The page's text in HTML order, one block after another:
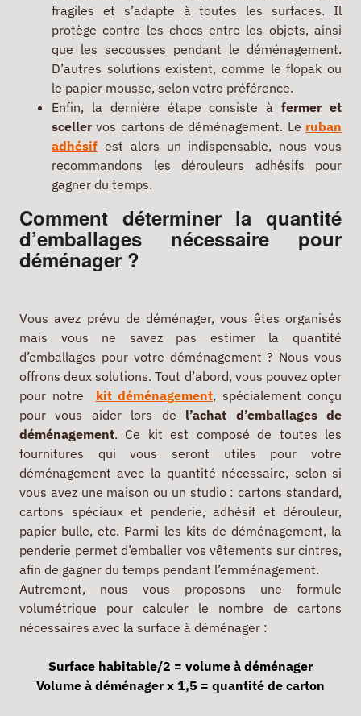
fragiles et s’adapte à toutes les surfaces. Il
protège contre les chocs entre les objets, ainsi
que les secousses pendant le déménagement.
D’autres solutions existent, comme le flopak ou
le papier mousse, selon votre préférence.
Enfin, la dernière étape consiste àfermer et
sceller vos cartons de déménagement. Le ruban
adhésif est alors un indispensable, nous vous
recommandons les dérouleurs adhésifs pour
gagner du temps.
Comment déterminer la quantité
d’emballages nécessaire pour
déménager ?
Vous avez prévu de déménager, vous êtes organisés
mais vous ne savez pas estimer la quantité
d’emballages pour votre déménagement ? Nous vous
offrons deux solutions. Tout d’abord, vous pouvez opter
pour notre
kit déménagement, spécialement conçu
pour vous aider lors de l’achat d’emballages de
déménagement. Ce kit est composé de toutes les
fournitures qui vous seront utiles pour votre
déménagement avec la quantité nécessaire, selon si
vous avez une maison ou un studio : cartons standard,
cartons spéciaux et penderie, adhésif et dérouleur,
papier bulle, etc. Parmi les kits de déménagement, la
penderie permet d’emballer vos vêtements sur cintres,
afin de gagner du temps pendant l’emménagement.
Autrement, nous vous proposons une formule
volumétrique pour calculer le nombre de cartons
nécessaires avec la surface à déménager :
Surface habitable/2 = volume à déménager
Volume à déménager x 1,5 = quantité de carton